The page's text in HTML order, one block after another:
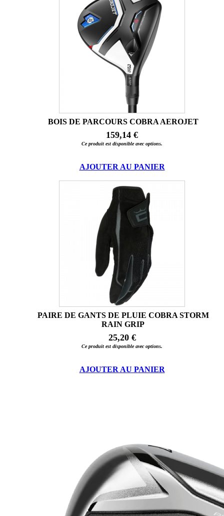
BOIS DE PARCOURS COBRA AEROJET
159,14 €
Ce produit est disponible avec options.
AJOUTER AU PANIER
PAIRE DE GANTS DE PLUIE COBRA STORM
RAIN GRIP
25,20 €
Ce produit est disponible avec options.
AJOUTER AU PANIER